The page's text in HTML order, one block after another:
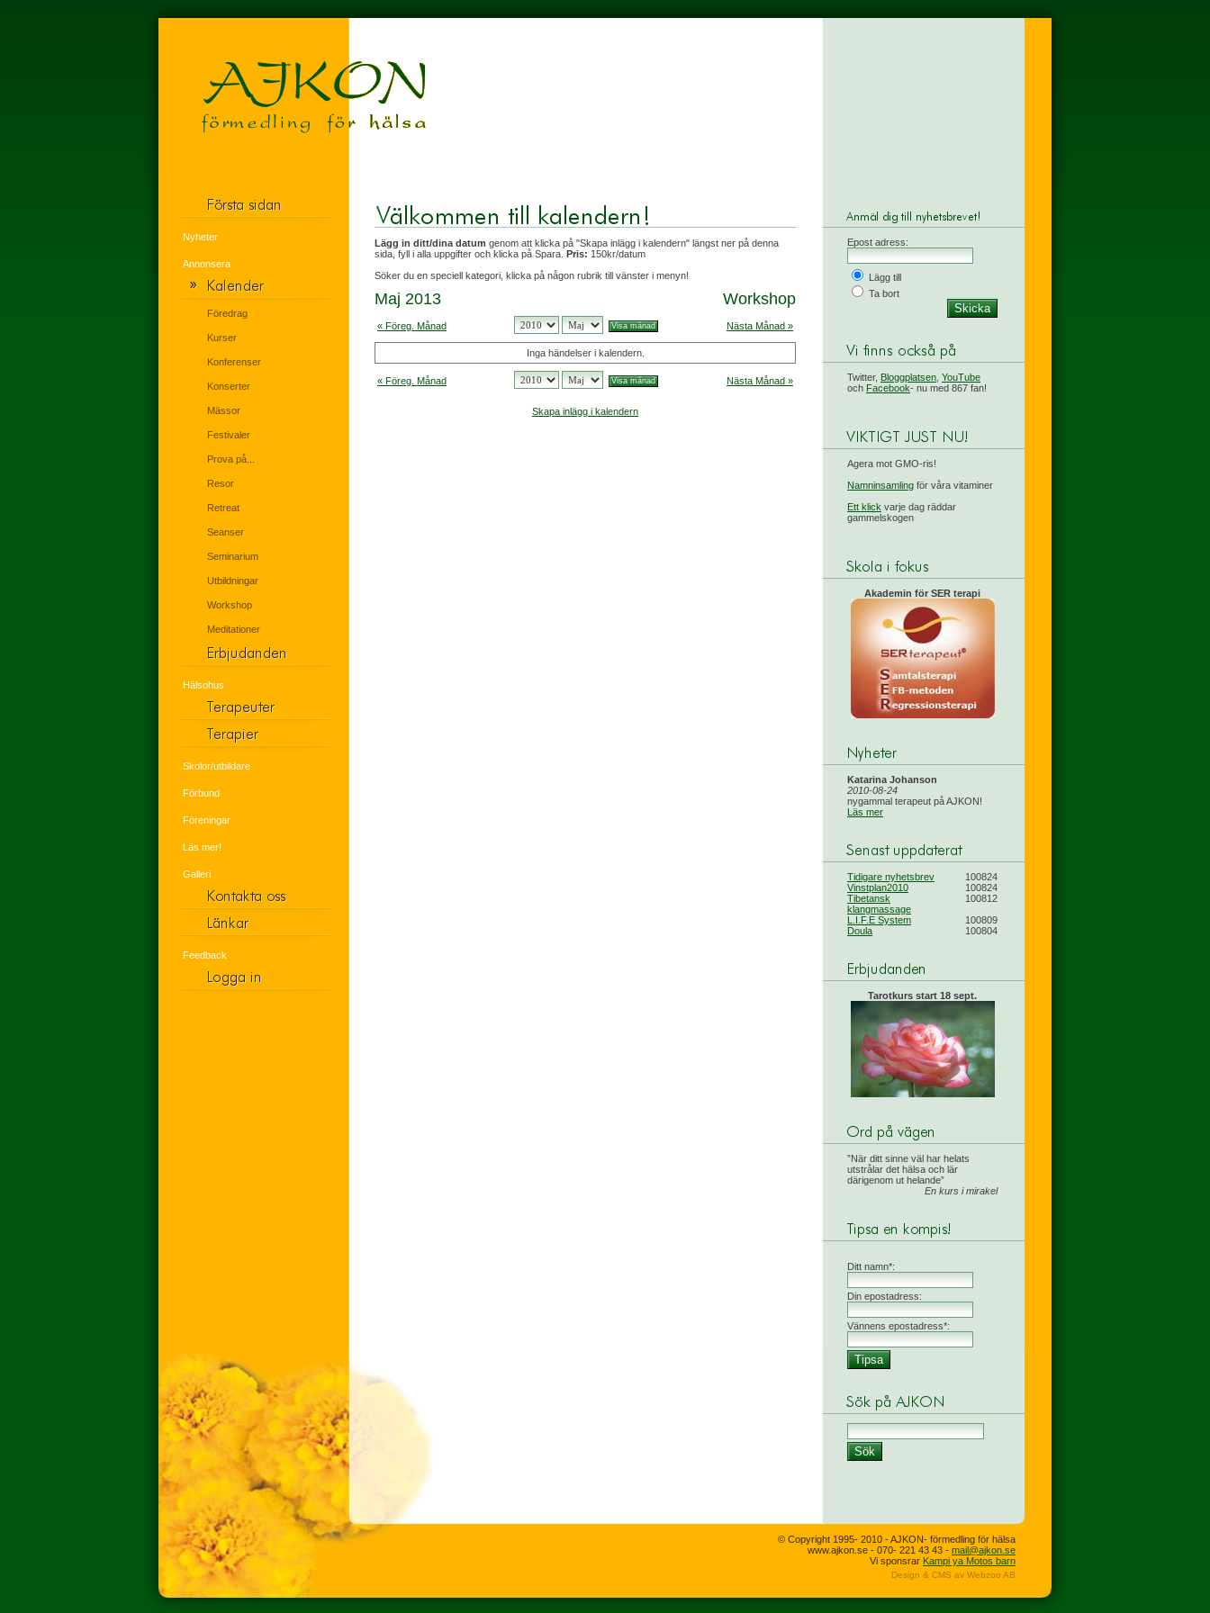
Nyheter
Annonsera
Föredrag
Kurser
Konferenser
Konserter
Mässor
Festivaler
Prova på...
Resor
Retreat
Seanser
Seminarium
Utbildningar
Workshop
Meditationer
Hälsohus
Skolor/utbildare
Förbund
Föreningar
Läs mer!
Galleri
Feedback
Lägg in ditt/dina datum genom att klicka på "Skapa inlägg i kalendern" längst ner på denna
sida, fyll i alla uppgifter och klicka på Spara. Pris: 150kr/datum
Söker du en speciell kategori, klicka på någon rubrik till vänster i menyn!
Maj 2013 Workshop
« Föreg. Månad Nästa Månad »
Inga händelser i kalendern.
« Föreg. Månad Nästa Månad »
Skapa inlägg i kalendern
Epost adress:
Lägg till
Ta bort
Twitter, Bloggplatsen YouTube
och Facebook- nu med 867 fan!
Agera mot GMO-ris!
Namninsamling för våra vitaminer
Ett klick varje dag räddar
gammelskogen
Akademin för SER terapi
Katarina Johanson
2010-08-24
nygammal terapeut på AJKON!
Läs mer
Tidigare nyhetsbrev
100824
Vinstplan2010
100824
Tibetansk
klangmassage
100812
L.I.F.E System
100809
Doula
100804
Tarotkurs start 18 sept.
När ditt sinne väl har helats
utstrålar det hälsa och lär
därigenom ut helande
En kurs i mirakel
Ditt namn*:
Din epostadress:
Vännens epostadress*:
© Copyright 1995- 2010 - AJKON- förmedling för hälsa
www.ajkon.se - 070- 221 43 43 - mail@ajkon.se
Vi sponsrar Kampi ya Motos barn
Design & CMS av Webzoo AB